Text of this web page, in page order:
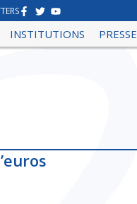
INSTITUTIONS PRESSE